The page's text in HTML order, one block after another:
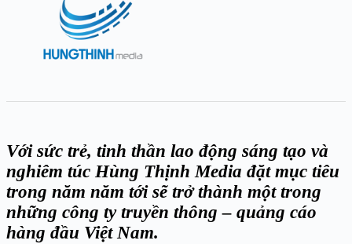
Với sức trẻ, tinh thần lao động sáng tạo và
nghiêm túc Hùng Thịnh Media đặt mục tiêu
trong năm năm tới sẽ trở thành một trong
những công ty truyền thông – quảng cáo
hàng đầu Việt Nam.